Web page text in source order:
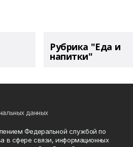
Рубрика "Еда и
напитки"
данных
Федеральной службой по
в сфере связи, информационных